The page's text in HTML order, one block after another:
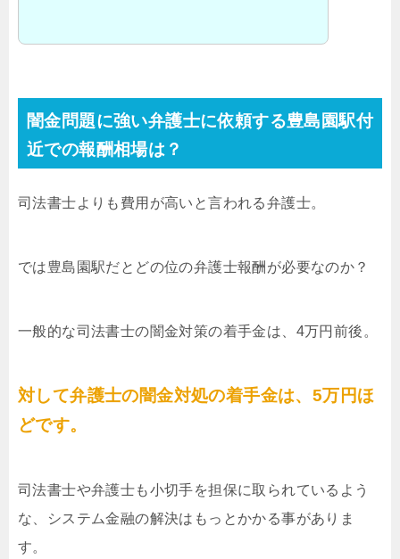
闇金問題に強い弁護士に依頼する豊島園駅付
近での報酬相場は？
司法書士よりも費用が高いと言われる弁護士。
では豊島園駅だとどの位の弁護士報酬が必要なのか？
一般的な司法書士の闇金対策の着手金は、4万円前後。
対して弁護士の闇金対処の着手金は、5万円ほ
どです。
司法書士や弁護士も小切手を担保に取られているよう
な、システム金融の解決はもっとかかる事がありま
す。